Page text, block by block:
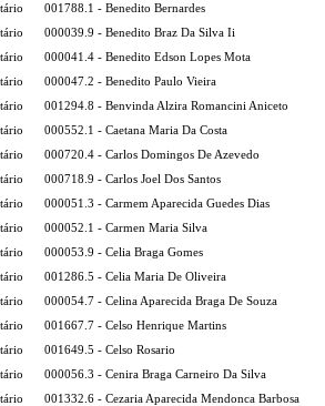
001788.1 - Benedito Bernardes
000039.9 - Benedito Braz Da Silva Ii
000041.4 - Benedito Edson Lopes Mota
000047.2 - Benedito Paulo Vieira
001294.8 - Benvinda Alzira Romancini Aniceto
000552.1 - Caetana Maria Da Costa
000720.4 - Carlos Domingos De Azevedo
000718.9 - Carlos Joel Dos Santos
000051.3 - Carmem Aparecida Guedes Dias
000052.1 - Carmen Maria Silva
000053.9 - Celia Braga Gomes
001286.5 - Celia Maria De Oliveira
000054.7 - Celina Aparecida Braga De Souza
001667.7 - Celso Henrique Martins
001649.5 - Celso Rosario
000056.3 - Cenira Braga Carneiro Da Silva
001332.6 - Cezaria Aparecida Mendonca Barbosa